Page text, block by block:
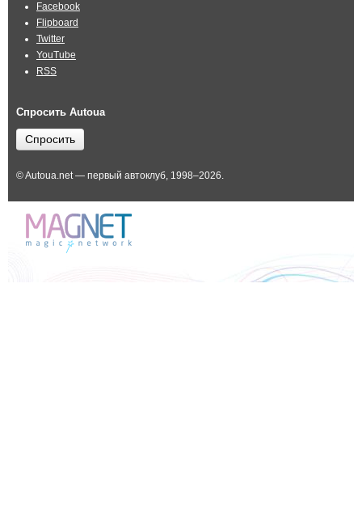
Facebook
Flipboard
Twitter
YouTube
RSS
Спросить Autoua
Спросить
© Autoua.net — первый автоклуб, 1998–2026.